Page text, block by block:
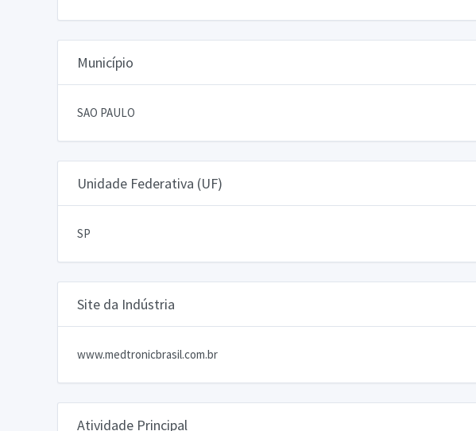
Município
SAO PAULO
Unidade Federativa (UF)
SP
Site da Indústria
www.medtronicbrasil.com.br
Atividade Principal